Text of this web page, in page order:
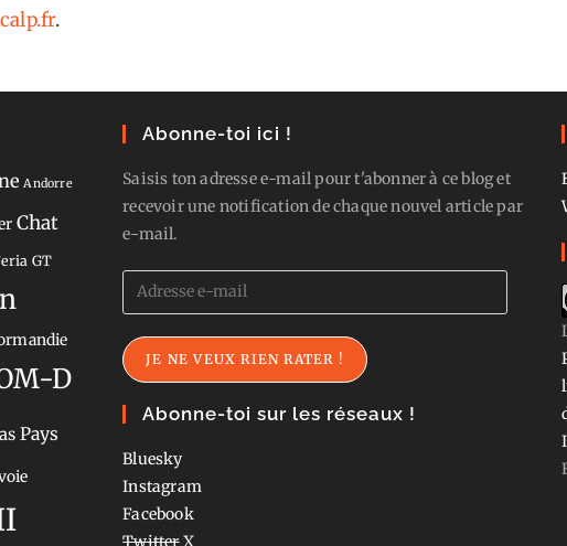
.
Andorre
Chat
GT
D
Pays
Abonne-toi ici !
Saisis ton adresse e-mail pour t'abonner à ce blog et
recevoir une notification de chaque nouvel article par
e-mail.
Adresse
e-
mail
JE NE VEUX RIEN RATER !
Abonne-toi sur les réseaux !
Bluesky
Instagram
Facebook
TwitterX